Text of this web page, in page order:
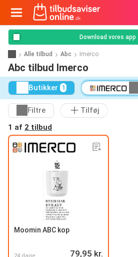
Download vores app
Alle tilbud Abc Imerco
Abc tilbud Imerco
Butikker 1
Filtre
Tilføj
1 af 2 tilbud
Moomin ABC kop
24 dage 79,95 kr.